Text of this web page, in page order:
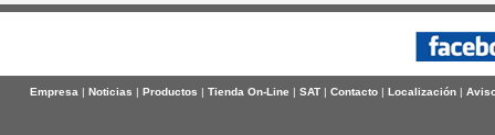
Empresa| Noticias | Productos | Tienda On-Line | SAT| Contacto| Localización|